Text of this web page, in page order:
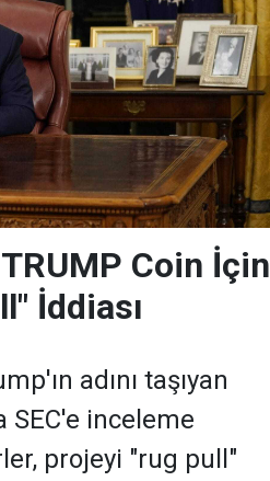
Coin İçin
İddiası
adını taşıyan
SEC'e inceleme
projeyi "rug pull"